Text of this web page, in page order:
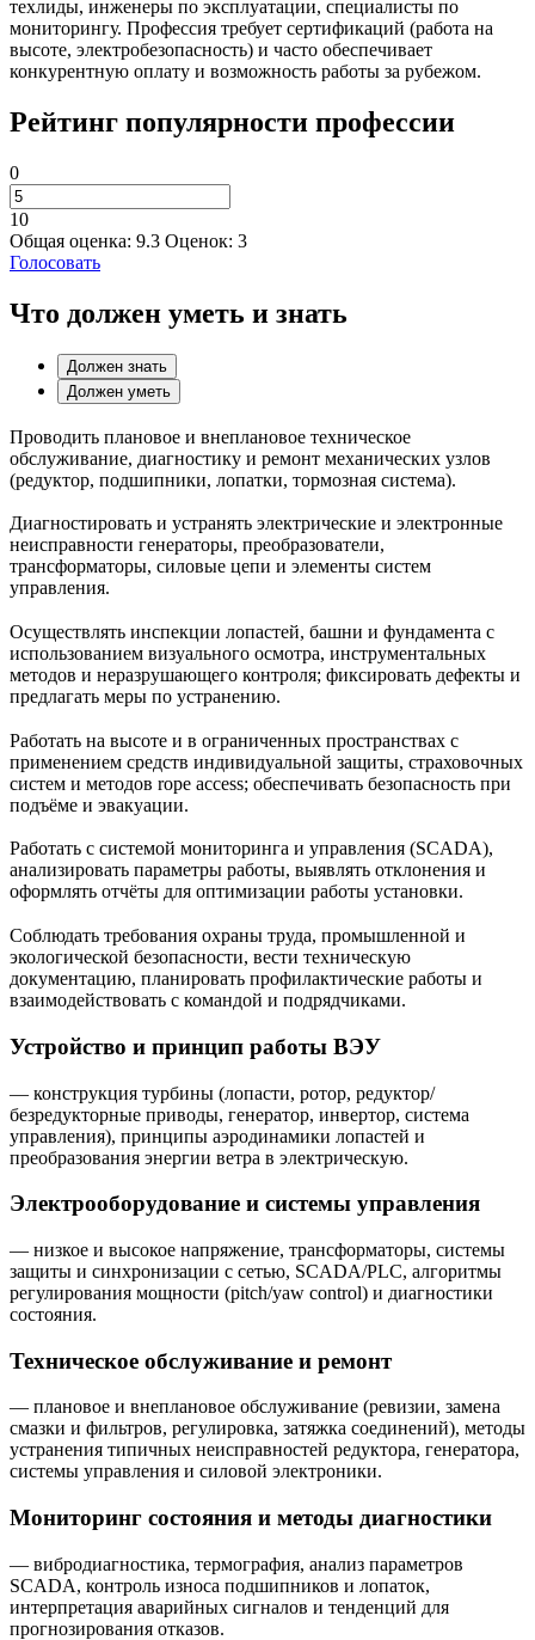
техлиды, инженеры по эксплуатации, специалисты по
мониторингу. Профессия требует сертификаций (работа на
высоте, электробезопасность) и часто обеспечивает
конкурентную оплату и возможность работы за рубежом.
Рейтинг популярности профессии
0
10
Общая оценка: 9.3 Оценок: 3
Голосовать
Что должен уметь и знать
Должен знать
Должен уметь
Проводить плановое и внеплановое техническое
обслуживание, диагностику и ремонт механических узлов
(редуктор, подшипники, лопатки, тормозная система).
Диагностировать и устранять электрические и электронные
неисправности генераторы, преобразователи,
трансформаторы, силовые цепи и элементы систем
управления.
Осуществлять инспекции лопастей, башни и фундамента с
использованием визуального осмотра, инструментальных
методов и неразрушающего контроля; фиксировать дефекты и
предлагать меры по устранению.
Работать на высоте и в ограниченных пространствах с
применением средств индивидуальной защиты, страховочных
систем и методов rope access; обеспечивать безопасность при
подъёме и эвакуации.
Работать с системой мониторинга и управления (SCADA),
анализировать параметры работы, выявлять отклонения и
оформлять отчёты для оптимизации работы установки.
Соблюдать требования охраны труда, промышленной и
экологической безопасности, вести техническую
документацию, планировать профилактические работы и
взаимодействовать с командой и подрядчиками.
Устройство и принцип работы ВЭУ
— конструкция турбины (лопасти, ротор, редуктор/
безредукторные приводы, генератор, инвертор, система
управления), принципы аэродинамики лопастей и
преобразования энергии ветра в электрическую.
Электрооборудование и системы управления
— низкое и высокое напряжение, трансформаторы, системы
защиты и синхронизации с сетью, SCADA/PLC, алгоритмы
регулирования мощности (pitch/yaw control) и диагностики
состояния.
Техническое обслуживание и ремонт
— плановое и внеплановое обслуживание (ревизии, замена
смазки и фильтров, регулировка, затяжка соединений), методы
устранения типичных неисправностей редуктора, генератора,
системы управления и силовой электроники.
Мониторинг состояния и методы диагностики
— вибродиагностика, термография, анализ параметров
SCADA, контроль износа подшипников и лопаток,
интерпретация аварийных сигналов и тенденций для
прогнозирования отказов.